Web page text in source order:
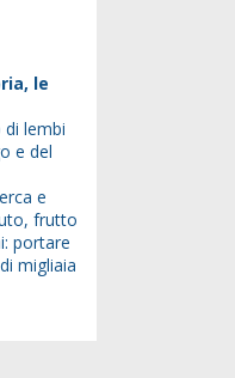
le
di lembi
e del
e
frutto
portare
migliaia